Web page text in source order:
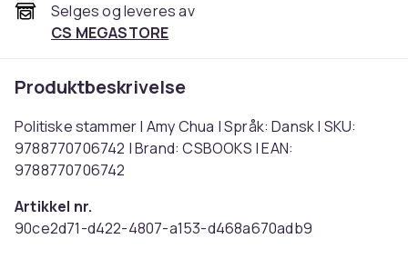
Selges og leveres av
CS MEGASTORE
Produktbeskrivelse
Politiske stammer | Amy Chua | Språk: Dansk | SKU:
9788770706742 | Brand: CSBOOKS | EAN:
9788770706742
Artikkel nr.
90ce2d71-d422-4807-a153-d468a670adb9